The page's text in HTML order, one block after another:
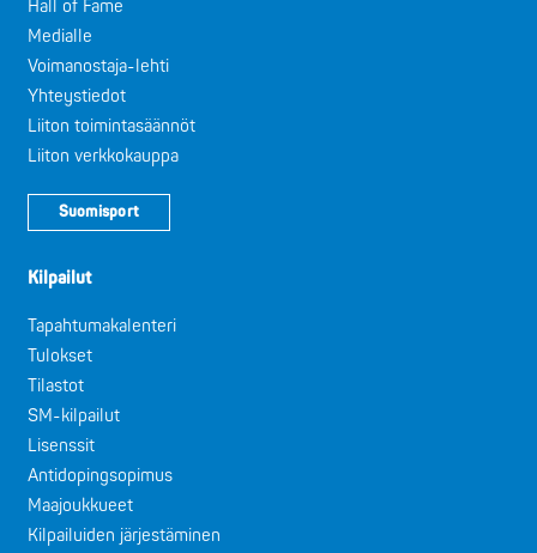
Hall of Fame
Medialle
Voimanostaja-lehti
Yhteystiedot
Liiton toimintasäännöt
Liiton verkkokauppa
Suomisport
Kilpailut
Tapahtumakalenteri
Tulokset
Tilastot
SM-kilpailut
Lisenssit
Antidopingsopimus
Maajoukkueet
Kilpailuiden järjestäminen